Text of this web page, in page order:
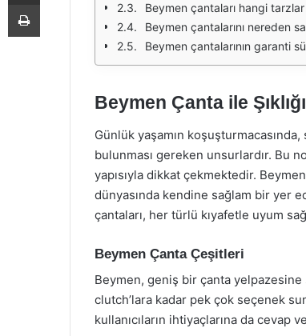
Beymen çantaları hangi
Beymen çantalarını nereden
Beymen çantalarının garanti
Beymen Çanta ile
Günlük yaşamın
bulunması gereken unsurlardır. Bu
yapısıyla dikkat çekmektedir.
dünyasında kendine sağlam bir yer
çantaları, her türlü kıyafetle uyum
Beymen Çanta Çeşitleri
Beymen, geniş bir çanta yelpazesine
clutch’lara kadar pek çok seçenek
kullanıcıların ihtiyaçlarına da cevap